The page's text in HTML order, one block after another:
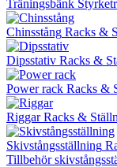
Träningsbänk
Chinsstång Racks &
Dipsstativ Racks &
Power rack Racks &
Riggar Racks &
Skivstångsställning
Tillbehör